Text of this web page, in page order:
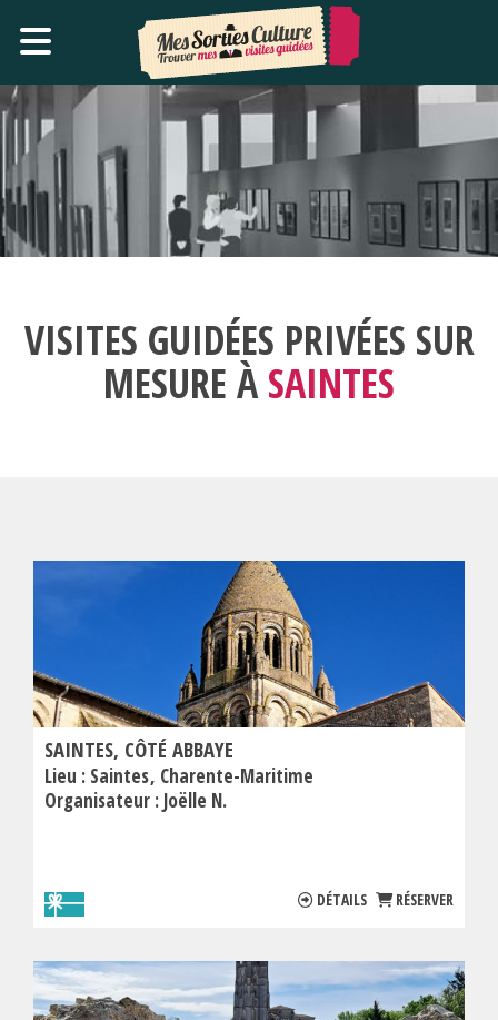
VISITES GUIDÉES PRIVÉES SUR
MESURE À SAINTES
SAINTES, CÔTÉ ABBAYE
Lieu : Saintes Charente-Maritime
Organisateur : Joëlle N.
DÉTAILS RÉSERVER